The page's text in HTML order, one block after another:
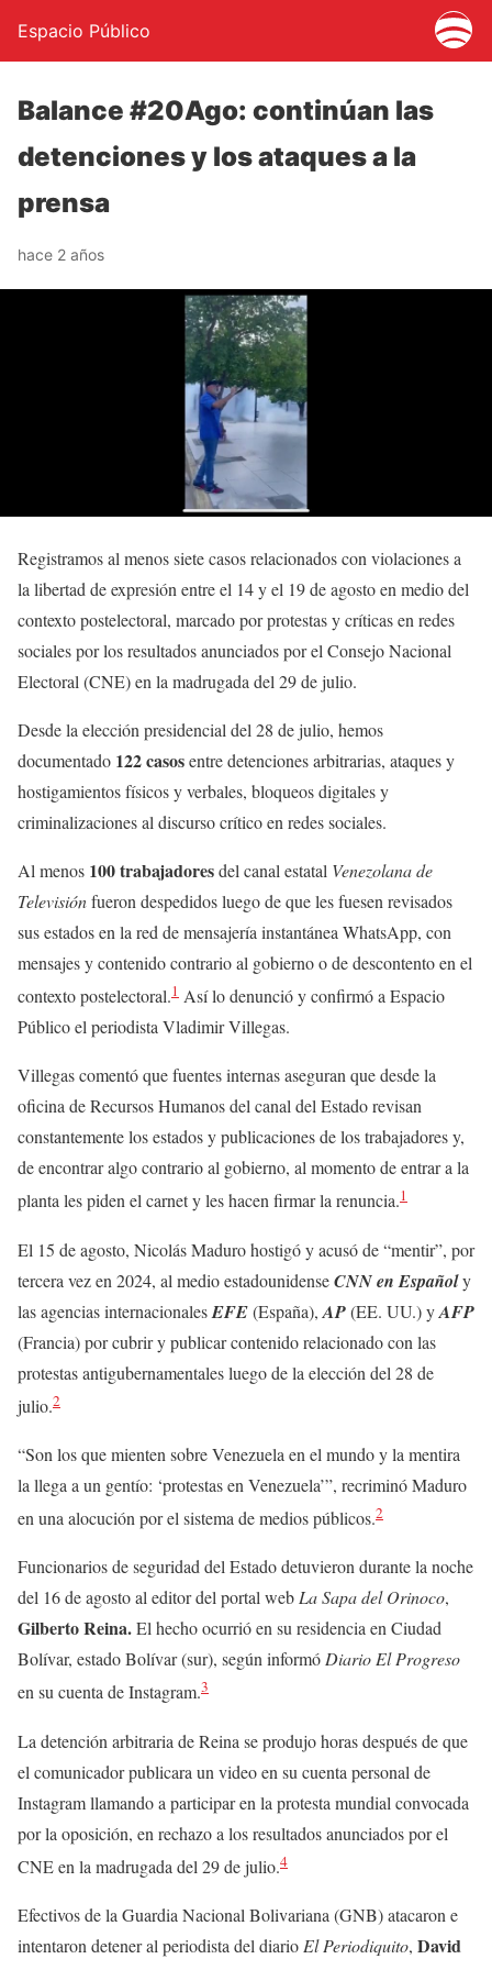
Espacio Público
Balance #20Ago: continúan las
detenciones y los ataques a la
prensa
hace 2 años
Registramos al menos siete casos relacionados con violaciones a
la libertad de expresión entre el 14 y el 19 de agosto en medio del
contexto postelectoral, marcado por protestas y críticas en redes
sociales por los resultados anunciados por el Consejo Nacional
Electoral (CNE) en la madrugada del 29 de julio.
Desde la elección presidencial del 28 de julio, hemos
documentado 122 casosentre detenciones arbitrarias, ataques y
hostigamientos físicos y verbales, bloqueos digitales y
criminalizaciones al discurso crítico en redes sociales.
Al menos 100 trabajadoresdel canal estatal Venezolana de
Televisiónfueron despedidos luego de que les fuesen revisados
sus estados en la red de mensajería instantánea WhatsApp, con
mensajes y contenido contrario al gobierno o de descontento en el
contexto postelectoral.1 Así lo denunció y confirmó a Espacio
Público el periodista Vladimir Villegas.
Villegas comentó que fuentes internas aseguran que desde la
oficina de Recursos Humanos del canal del Estado revisan
constantemente los estados y publicaciones de los trabajadores y,
de encontrar algo contrario al gobierno, al momento de entrar a la
planta les piden el carnet y les hacen firmar la renuncia.1
El 15 de agosto, Nicolás Maduro hostigó y acusó de “mentir”, por
tercera vez en 2024, al medio estadounidenseCNN en Españoly
las agencias internacionalesEFE(España), AP(EE. UU.) yAFP
(Francia) por cubrir y publicar contenido relacionado con las
protestas antigubernamentales luego de la elección del 28 de
julio.2
“Son los que mienten sobre Venezuela en el mundo y la mentira
la llega a un gentío: ‘protestas en Venezuela’”, recriminó Maduro
en una alocución por el sistema de medios públicos.2
Funcionarios de seguridad del Estado detuvieron durante la noche
del 16 de agosto al editor del portal webLa Sapa del Orinoco,
Gilberto Reina.El hecho ocurrió en su residencia en Ciudad
Bolívar, estado Bolívar (sur), según informóDiario El Progreso
en su cuenta de Instagram.3
La detención arbitraria de Reina se produjo horas después de que
el comunicador publicara un video en su cuenta personal de
Instagram llamando a participar en la protesta mundial convocada
por la oposición, en rechazo a los resultados anunciados por el
CNE en la madrugada del 29 de julio.4
Efectivos de la Guardia Nacional Bolivariana (GNB) atacaron e
intentaron detener al periodista del diario El Periodiquito, David